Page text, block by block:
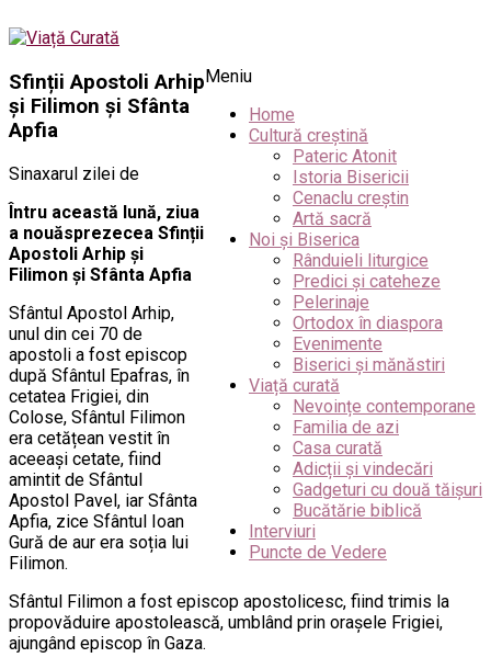
Meniu
Home
Cultură creștină
Pateric Atonit
Istoria Bisericii
Cenaclu creștin
Artă sacră
Noi și Biserica
Rânduieli liturgice
Predici și cateheze
Pelerinaje
Ortodox în diaspora
Evenimente
Biserici și mănăstiri
Viață curată
Nevoințe contemporane
Familia de azi
Casa curată
Adicții și vindecări
Gadgeturi cu două tăișuri
Bucătărie biblică
Interviuri
Puncte de Vedere
Sfinții Apostoli Arhip
și Filimon și Sfânta
Apfia
Sinaxarul zilei de
Întru această lună, ziua
a nouăsprezecea Sfinții
Apostoli Arhip și
Filimon și Sfânta Apfia
Sfântul Apostol Arhip,
unul din cei 70 de
apostoli a fost episcop
după Sfântul Epafras, în
cetatea Frigiei, din
Colose, Sfântul Filimon
era cetățean vestit în
aceeași cetate, fiind
amintit de Sfântul
Apostol Pavel, iar Sfânta
Apfia, zice Sfântul Ioan
Gură de aur era soția lui
Filimon.
Sfântul Filimon a fost episcop apostolicesc, fiind trimis la
propovăduire apostolească, umblând prin orașele Frigiei,
ajungând episcop în Gaza.